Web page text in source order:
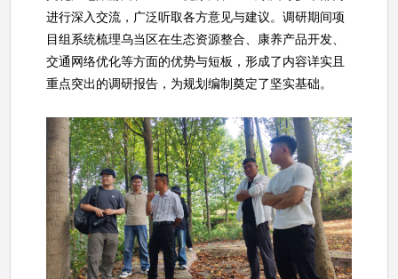
进行深入交流，广泛听取各方意见与建议。调研期间项
目组系统梳理乌当区在生态资源整合、康养产品开发、
交通网络优化等方面的优势与短板，形成了内容详实且
重点突出的调研报告，为规划编制奠定了坚实基础。